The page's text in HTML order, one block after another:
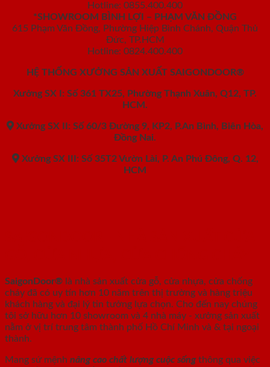
Hotline: 0855.400.400
*SHOWROOM BÌNH LỢI – PHẠM VĂN ĐỒNG
615 Phạm Văn Đồng, Phường Hiệp Bình Chánh, Quận Thủ
Đức, TP.HCM
Hotline: 0824.400.400
HỆ THỐNG XƯỞNG SẢN XUẤT SAIGONDOOR®
Xưởng SX I: Số 361 TX25, Phường Thạnh Xuân, Q12, TP.
HCM.
Xưởng SX II: Số 60/3 Đường 9, KP2, P.An Bình, Biên Hòa,
Đồng Nai.
Xưởng SX III: Số 35T2 Vườn Lài, P. An Phú Đông, Q. 12,
HCM
SaigonDoor® là nhà sản xuất cửa gỗ, cửa nhựa, cửa chống
cháy đã có uy tín hơn 10 năm trên thị trường và hàng triệu
khách hàng và đại lý tin tưởng lựa chọn. Cho đến nay chúng
tôi sở hữu hơn 10 showroom và 4 nhà máy - xưởng sản xuất
nằm ở vị trí trung tâm thành phố Hồ Chí Minh và & tại ngoại
thành.
Mang sứ mệnh nâng cao chất lượng cuộc sống thông qua việc